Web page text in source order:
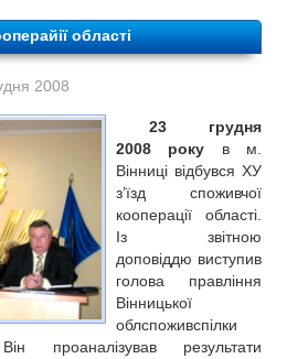
області
2008
23 грудня
2008 року в м.
Вінниці відбувся ХУ
з’їзд споживчої
кооперації області.
Із звітною
доповіддю виступив
голова правління
Вінницької
облспоживспілки
проаналізував результати